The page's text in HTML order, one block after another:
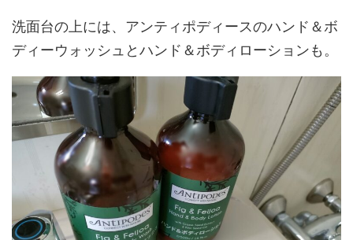
洗面台の上には、アンティポディースのハンド＆ボ
ディーウォッシュとハンド＆ボディローションも。